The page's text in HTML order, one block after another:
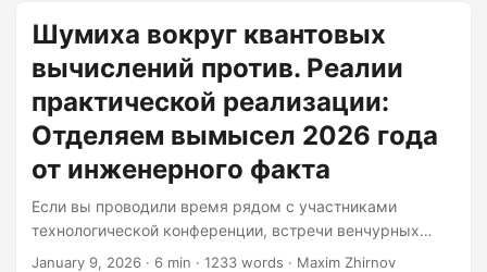
that keeps on giving—and by giving, I mean generating
headlines, funding rounds, and an impressive amount of
confusion about what these technologies actually do....
Шумиха вокруг квантовых
вычислений против. Реалии
практической реализации:
Отделяем вымысел 2026 года
от инженерного факта
Если вы проводили время рядом с участниками
технологической конференции, встречи венчурных
инвесторов или просматривали публикации в LinkedIn
January 9, 2026 · 6 min · 1233 words · Maxim Zhirnov